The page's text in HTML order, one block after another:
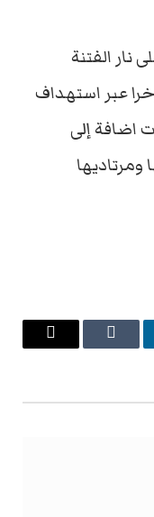
نار الفتنة
عبر استهداف
اضافة إلى
Tumblr
البريد